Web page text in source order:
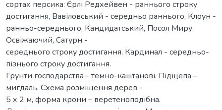
сортах персика: Єрлі Редхейвен - раннього строку
достигання, Вавіловський - середньо раннього, Клоун -
ранньо-середнього, Кандидатський, Посол Миру,
Освіжаючий, Сатурн -
середнього строку достигання, Кардинал - середньо-
пізнього строку достигання.
Грунти господарства - темно-каштанові. Підщепа –
мигдаль. Схема розміщення дерев -
5 х 2 м, форма крони – веретеноподібна.